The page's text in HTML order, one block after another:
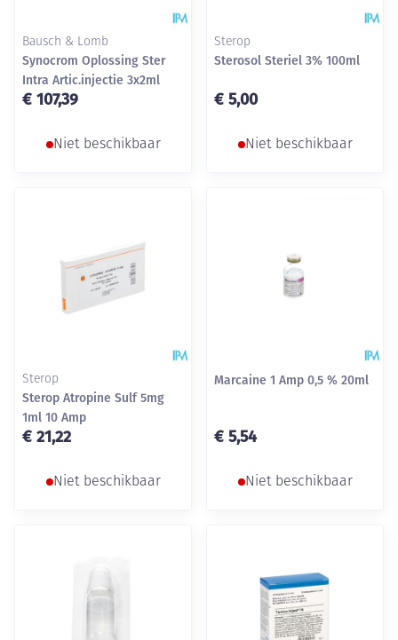
Bausch & Lomb
Synocrom Oplossing Ster
Intra Artic.injectie 3x2ml
€ 107,39
Niet beschikbaar
Sterop
Sterosol Steriel 3% 100ml
€ 5,00
Niet beschikbaar
Sterop
Sterop Atropine Sulf 5mg
1ml 10 Amp
€ 21,22
Niet beschikbaar
Marcaine 1 Amp 0,5 % 20ml
€ 5,54
Niet beschikbaar